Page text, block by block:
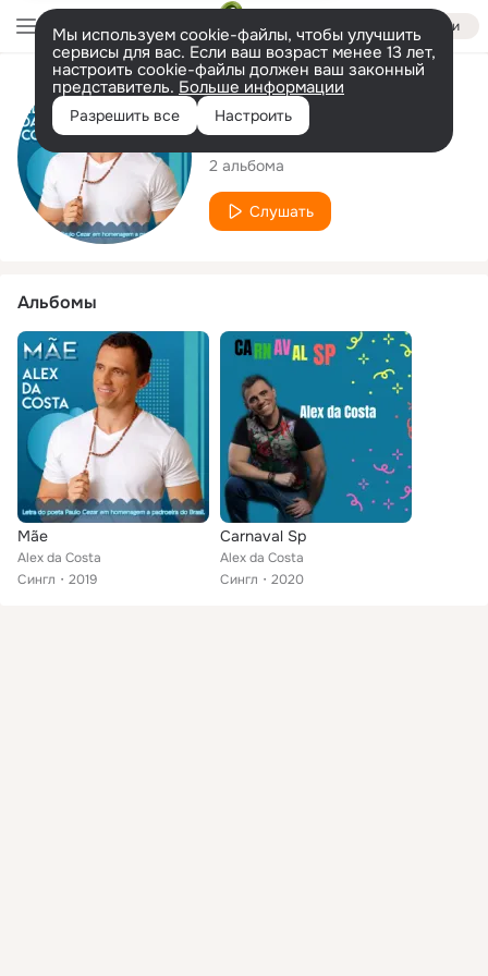
Войти
Мы используем cookie-файлы, чтобы улучшить
сервисы для вас. Если ваш возраст менее 13 лет,
настроить cookie-файлы должен ваш законный
представитель. Больше информации
Разрешить все Настроить
Исполнитель
Alex da Costa
2 альбома
Слушать
Альбомы
Mãe
Alex da Costa
Сингл
2019
Carnaval Sp
Alex da Costa
Сингл
2020